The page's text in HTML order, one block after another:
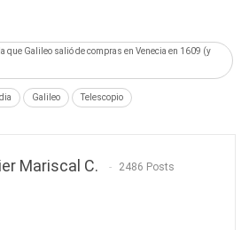
que Galileo salió de compras en Venecia en 1609 (y
Galileo Telescopio
Mariscal C. 2486 Posts